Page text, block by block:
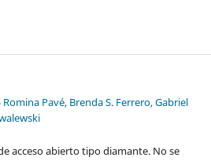
Pavé, Brenda S. Ferrero, Gabriel
acceso abierto tipo diamante. No se